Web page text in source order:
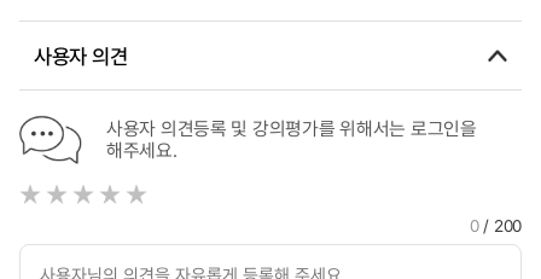
of Five-star Hotels
사용자 의견
사용자 의견등록 및 강의평가를 위해서는 로그인을
해주세요.
0/ 200